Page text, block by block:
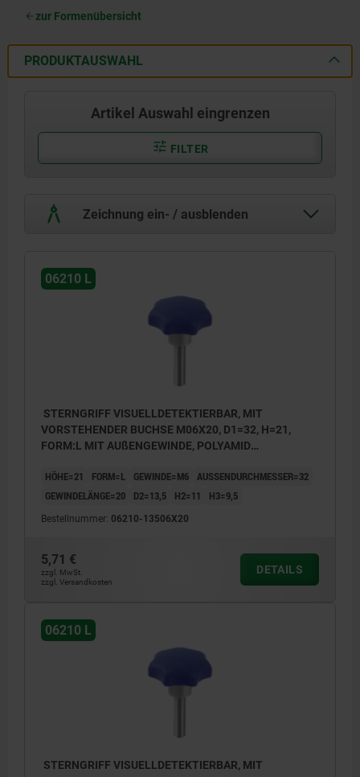
zur Formenübersicht
PRODUKTAUSWAHL
Artikel Auswahl eingrenzen
FILTER
Zeichnung ein- / ausblenden
06210 L
STERNGRIFF VISUELLDETEKTIERBAR, MIT
VORSTEHENDER BUCHSE M06X20, D1=32, H=21,
FORM:L MIT AUßENGEWINDE, POLYAMID
1.4404
HÖHE=21 FORM=L GEWINDE=M6 AUSSENDURCHMESSER=32
GEWINDELÄNGE=20
D2=13,5 H2=11 H3=9,5
Bestellnummer: 06210-13506X20
5,71 €
zzgl. MwSt.
zzgl. Versandkosten
DETAILS
06210 L
STERNGRIFF VISUELLDETEKTIERBAR, MIT